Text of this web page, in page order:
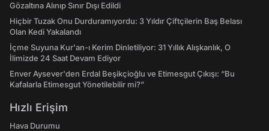
Gözaltına Alınıp Sınır Dışı Edildi
Hiçbir Tuzak Onu Durduramıyordu: 3 Yıldır Çiftçilerin Baş Belası
Olan Kedi Yakalandı
İçme Suyuna Kur'an-ı Kerim Dinletiliyor: 31 Yıllık Alışkanlık, O
İlimizde 24 Saat Devam Ediyor
Enver Aysever'den Erdal Beşikçioğlu ve Etimesgut Çıkışı: “Bu
Kafalarla Etimesgut Yönetilebilir mi?”
Hızlı Erişim
Hava Durumu